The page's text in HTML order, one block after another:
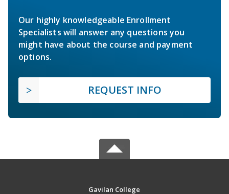
Our highly knowledgeable Enrollment
Specialists will answer any questions you
might have about the course and payment
options.
REQUEST INFO
Gavilan College